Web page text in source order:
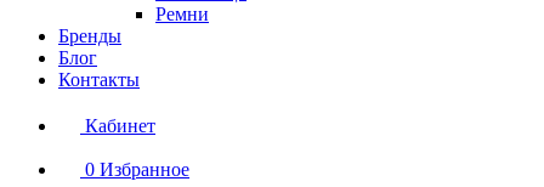
Ремни
Бренды
Блог
Контакты
Кабинет
0 Избранное